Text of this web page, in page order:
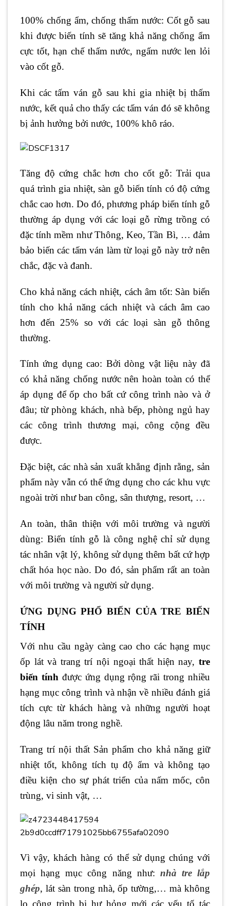
100% chống ẩm, chống thấm nước: Cốt gỗ sau
khi được biến tính sẽ tăng khả năng chống ẩm
cực tốt, hạn chế thấm nước, ngấm nước len lỏi
vào cốt gỗ.
Khi các tấm ván gỗ sau khi gia nhiệt bị thấm
nước, kết quả cho thấy các tấm ván đó sẽ không
bị ảnh hưởng bởi nước, 100% khô ráo.
Tăng độ cứng chắc hơn cho cốt gỗ: Trải qua
quá trình gia nhiệt, sàn gỗ biến tính có độ cứng
chắc cao hơn. Do đó, phương pháp biến tính gỗ
thường áp dụng với các loại gỗ rừng trồng có
đặc tính mềm như Thông, Keo, Tần Bì, … đảm
bảo biến các tấm ván làm từ loại gỗ này trở nên
chắc, đặc và đanh.
Cho khả năng cách nhiệt, cách âm tốt: Sàn biến
tính cho khả năng cách nhiệt và cách âm cao
hơn đến 25% so với các loại sàn gỗ thông
thường.
Tính ứng dụng cao: Bởi dòng vật liệu này đã
có khả năng chống nước nên hoàn toàn có thể
áp dụng để ốp cho bất cứ công trình nào và ở
đâu; từ phòng khách, nhà bếp, phòng ngủ hay
các công trình thương mại, công cộng đều
được.
Đặc biệt, các nhà sản xuất khẳng định rằng, sản
phẩm này vẫn có thể ứng dụng cho các khu vực
ngoài trời như ban công, sân thượng, resort, …
An toàn, thân thiện với môi trường và người
dùng: Biến tính gỗ là công nghệ chỉ sử dụng
tác nhân vật lý, không sử dụng thêm bất cứ hợp
chất hóa học nào. Do đó, sản phẩm rất an toàn
với môi trường và người sử dụng.
ỨNG DỤNG PHỔ BIẾN CỦA TRE BIẾN
TÍNH
Với nhu cầu ngày càng cao cho các hạng mục
ốp lát và trang trí nội ngoại thất hiện nay, tre
biến tính được ứng dụng rộng rãi trong nhiều
hạng mục công trình và nhận về nhiều đánh giá
tích cực từ khách hàng và những người hoạt
động lâu năm trong nghề.
Trang trí nội thất Sản phẩm cho khả năng giữ
nhiệt tốt, không tích tụ độ ẩm và không tạo
điều kiện cho sự phát triển của nấm mốc, côn
trùng, vi sinh vật, …
Vì vậy, khách hàng có thể sử dụng chúng với
mọi hạng mục công năng như: nhà tre lắp
ghép, lát sàn trong nhà, ốp tường,… mà không
lo công trình bị hư hỏng mới các yếu tố tác